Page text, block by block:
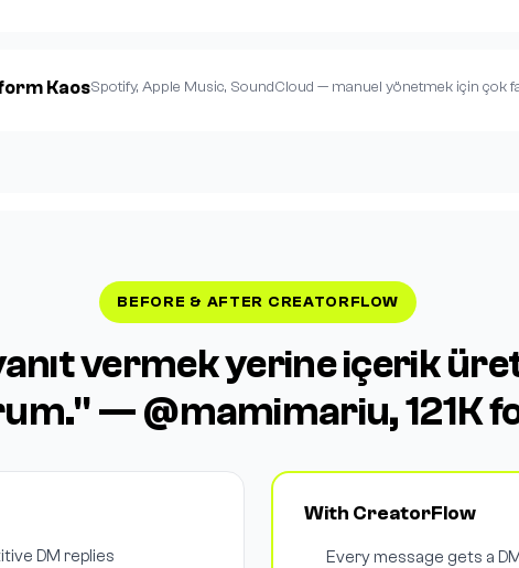
KaosSpotify, Apple Music, SoundCloud — manuel yönetmek için çok
BEFORE & AFTER CREATORFLOW
vermek yerine içerik
— @mamimariu, 121K
DM replies
With CreatorFlow
Every message gets a